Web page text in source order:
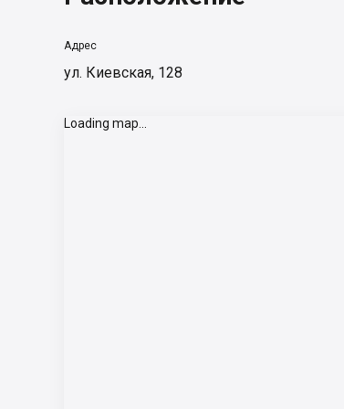
Адрес
ул. Киевская, 128
Loading map...